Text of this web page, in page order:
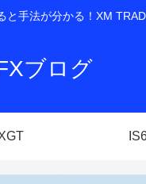
手法が分かる！XM
ブログ